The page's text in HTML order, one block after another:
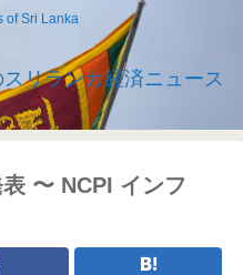
of Sri Lanka
リランカ経済ニュース
〜 NCPI インフ